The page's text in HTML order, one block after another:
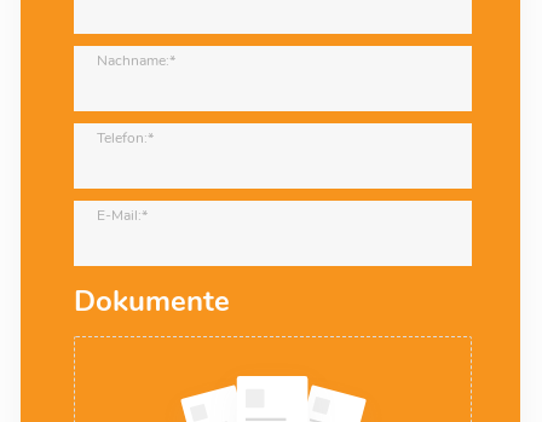
Nachname:*
Telefon:*
E-Mail:*
Dokumente